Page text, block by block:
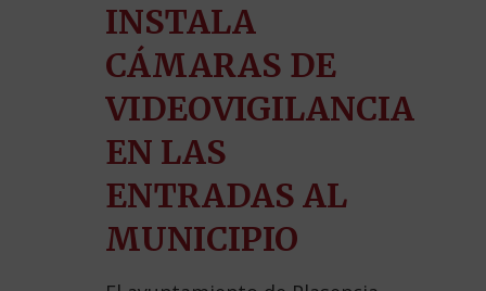
INSTALA
CÁMARAS DE
VIDEOVIGILANCIA
EN LAS
ENTRADAS AL
MUNICIPIO